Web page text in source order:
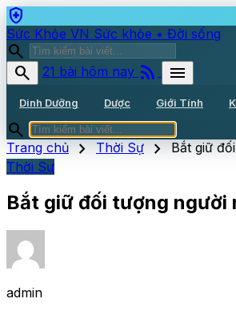
health_and_safety
Sức Khỏe VN Sức khỏe • Đời sống
search
search
21 bài hôm nay rss_feed menu
Dinh Dưỡng Dược Giới Tính
search
Trang chủ chevron_right Thời Sự chevron_right Bắt giữ
Thời Sự
Bắt giữ đối tượng người
admin